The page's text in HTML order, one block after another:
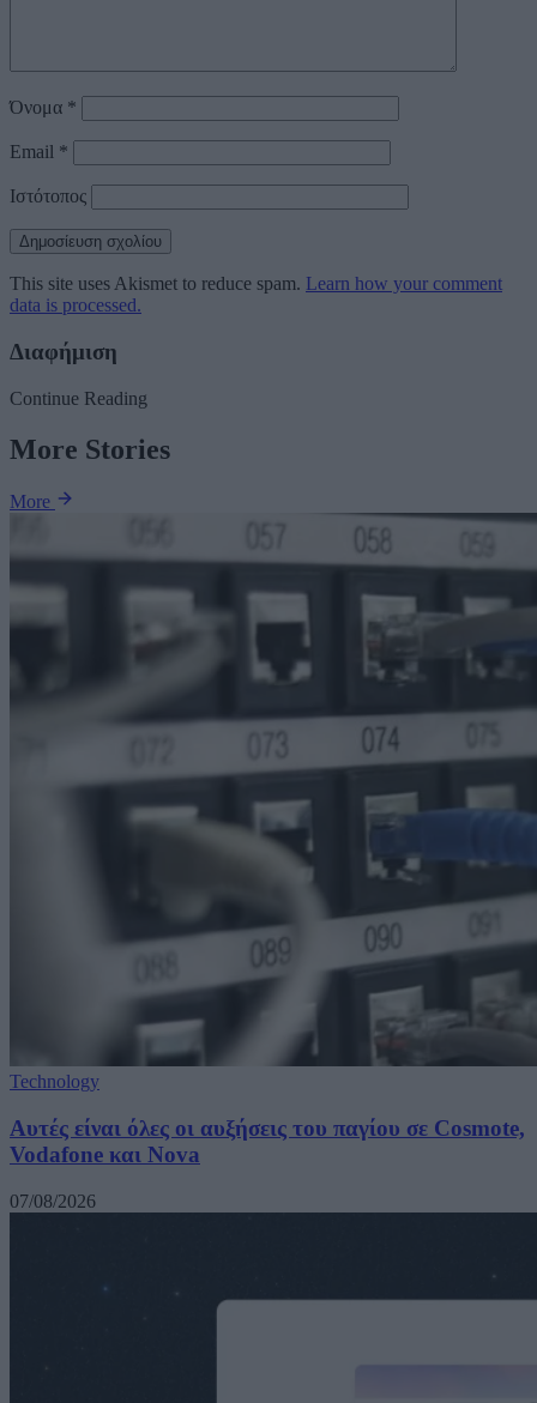
Όνομα *
Email *
Ιστότοπος
This site uses Akismet to reduce spam. Learn how your comment
data is processed.
Διαφήμιση
Continue Reading
More Stories
More
Technology
Αυτές είναι όλες οι αυξήσεις του παγίου σε Cosmote,
Vodafone και Nova
07/08/2026